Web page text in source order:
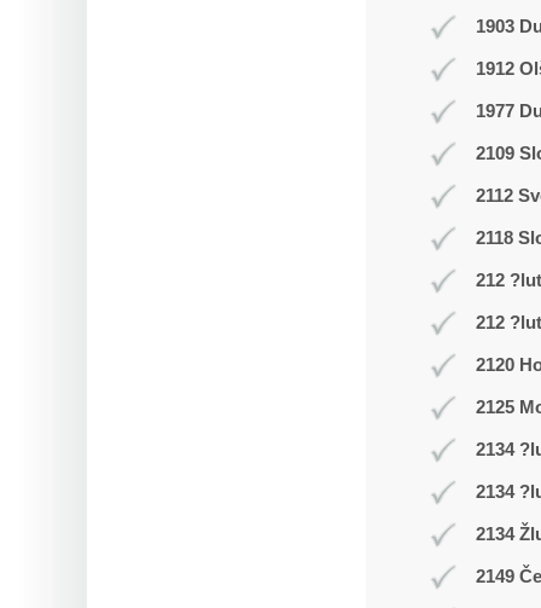
1903
1912
1977
2109
2112
2118
212 ?lut
212 ?lut
2120
2125
2134
2134
2134
2149